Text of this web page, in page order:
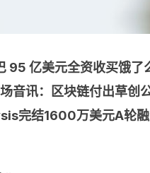
亿美元全资收买饿
讯：区块链付出草创
完结1600万美元A轮